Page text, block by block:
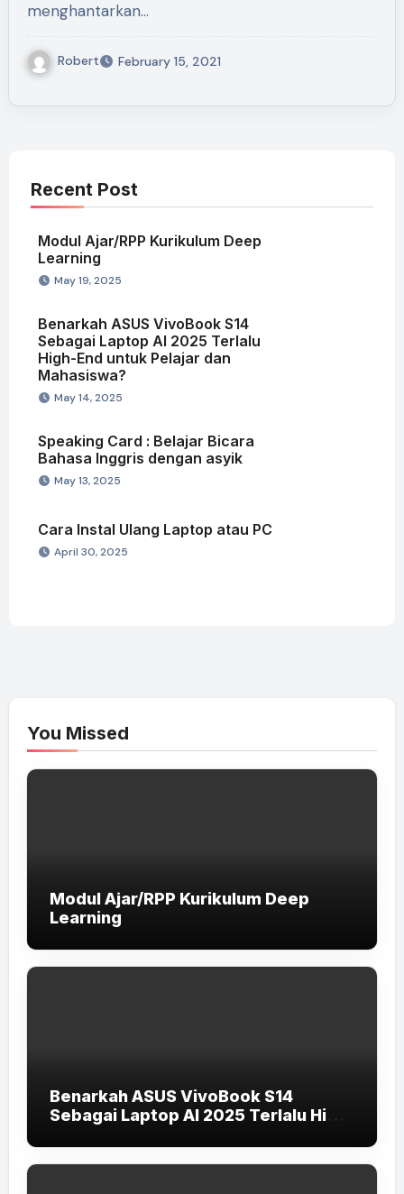
menghantarkan…
Robert February 15, 2021
Recent Post
Modul Ajar/RPP Kurikulum Deep
Learning
May 19, 2025
Benarkah ASUS VivoBook S14
Sebagai Laptop AI 2025 Terlalu
High-End untuk Pelajar dan
Mahasiswa?
May 14, 2025
Speaking Card : Belajar Bicara
Bahasa Inggris dengan asyik
May 13, 2025
Cara Instal Ulang Laptop atau PC
April 30, 2025
You Missed
Modul Ajar/RPP Kurikulum Deep
Learning
Benarkah ASUS VivoBook S14
Sebagai Laptop AI 2025 Terlalu High-